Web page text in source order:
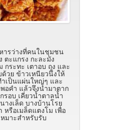
ารว่างที่คนในชุมชน
ตะแกรง กะละมัง
กระทะ เตาอบ ถุง และ
ด้วย ข้าวเหนียวนึ่งให้
เป็นแผ่นใหญ่ๆ และ
คำ แล้วจึงนำมาตาก
อบ เคี่ยวน้ำตาลน้ำ
างเล็ด บางบ้านโรย
รือเมล็ดแตงโม เพื่อ
มาะสำหรับรับ